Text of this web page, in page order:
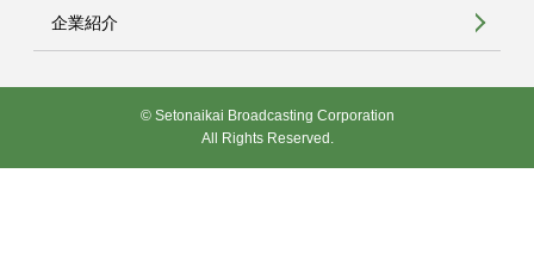
企業紹介
© Setonaikai Broadcasting Corporation
All Rights Reserved.